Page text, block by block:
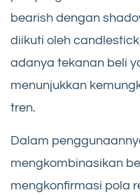
bearish dengan
diikuti oleh
adanya tekanan beli
menunjukkan
tren.
Dalam
mengkombinasikan
mengkonfirmasi pola